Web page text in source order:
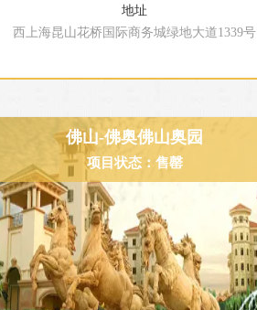
地址
西上海昆山花桥国际商务城绿地大道1339号
佛山-佛奥佛山奥园
项目状态：售罄